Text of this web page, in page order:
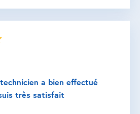
a bien effectué
très satisfait